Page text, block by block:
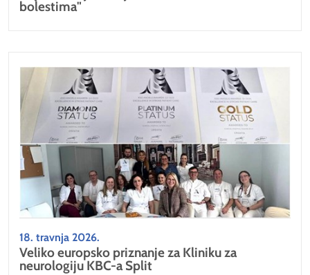
bolestima"
18. travnja 2026.
Veliko europsko priznanje za Kliniku za
neurologiju KBC-a Split